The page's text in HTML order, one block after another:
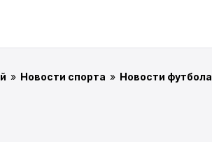
» Новости спорта » Новости футбола